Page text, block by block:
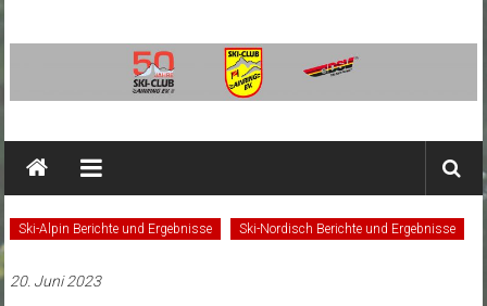
SC
Ainring
Ski-
Club
Ainring
Ski-Alpin Berichte und Ergebnisse Ski-Nordisch Berichte und Ergebnisse
20. Juni 2023